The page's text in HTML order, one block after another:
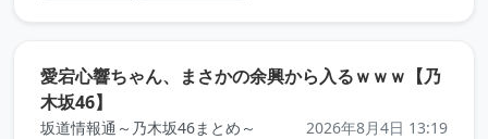
愛宕心響ちゃん、まさかの余興から入るｗｗｗ【乃
木坂46】
坂道情報通～乃木坂46まとめ～
2026年8月4日 13:19